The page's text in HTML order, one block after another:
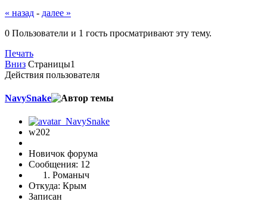
« назад - далее »
0 Пользователи и 1 гость просматривают эту тему.
Печать
Вниз Страницы1
Действия пользователя
NavySnake
w202
Новичок форума
Сообщения: 12
Романыч
Откуда: Крым
Записан